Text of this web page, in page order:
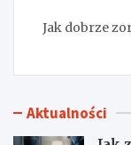
Jak dobrze
Aktualności